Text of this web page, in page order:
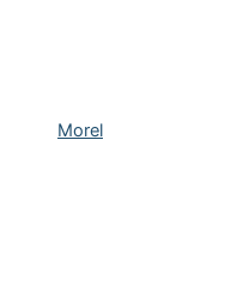
Morel